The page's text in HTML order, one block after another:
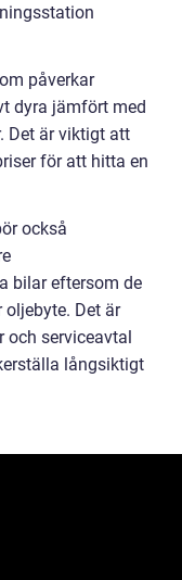
påverkar
dyra jämfört med
Det är viktigt att
för att hitta en
också
bilar eftersom de
oljebyte. Det är
och serviceavtal
långsiktigt